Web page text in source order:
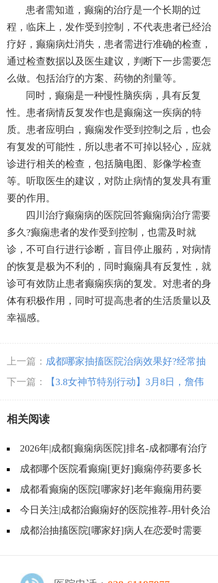
患者需知道，癫痫的治疗是一个长期的过
程，临床上，发作受到控制，不代表患者已经治
疗好，癫痫病灶消失，患者需进行准确的检查，
通过检查数据以及医生建议，判断下一步需要怎
么做。包括治疗的方案、药物的剂量等。
同时，癫痫是一种慢性脑疾病，具有反复
性。患者病情反复发作也是癫痫这一疾病的特
质。患者应明白，癫痫发作受到控制之后，也会
有复发的可能性，所以患者不可掉以轻心，应就
诊进行相关的检查，包括脑电图、影像学检查
等。听取医生的建议，对防止病情的复发具有重
要的作用。
四川治疗癫痫病的医院回答癫痫病治疗需要
多久?癫痫患者的发作受到控制，也需及时就
诊，不可自行进行诊断，盲目停止服药，对病情
的恢复是极为不利的，同时癫痫具有反复性，就
诊可有效防止患者癫痫疾病的复发。对患者的身
体有积极作用，同时可提高患者的生活质量以及
幸福感。
上一篇： 成都哪家抽搐医院治病效果好?经常抽
搐翻白眼是癫痫病吗?
下一篇：
【3.8女神节特别行动】3月8日，詹伟
华院长领衔癫痫病多学科会诊，助力患者重获健
康新生
相关阅读
2026年|成都[癫痫病医院]排名-成都哪有治疗
癫痫好的医院?
成都哪个医院看癫痫[更好]癫痫停药要多长
时间?成都看癫痫的医院[哪家好]老年癫痫用药要
注意什么?
今日关注|成都治癫痫好的医院推荐-用针灸治
疗癫痫有没有效果?
成都治抽搐医院[哪家好]病人在恋爱时需要